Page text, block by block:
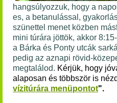
hangsúlyozzuk, hogy a
es, a betanulással,
szünettel menet közben
mini túrára jöttök, akkor
a Bárka és Ponty utcák
pedig az aznapi rövid-
megtalálod. Kérjük, hogy
alaposan és többször is
vízitúrára menüpontot".